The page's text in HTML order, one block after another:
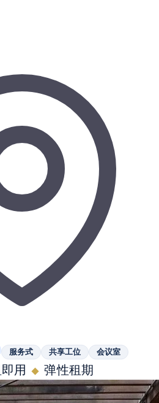
服务式 共享工位 会议室
用 ◆ 弹性租期